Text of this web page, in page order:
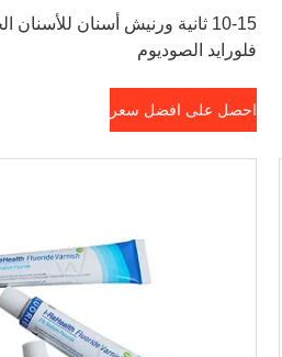
فلورايد الصوديوم
احصل على افضل سعر